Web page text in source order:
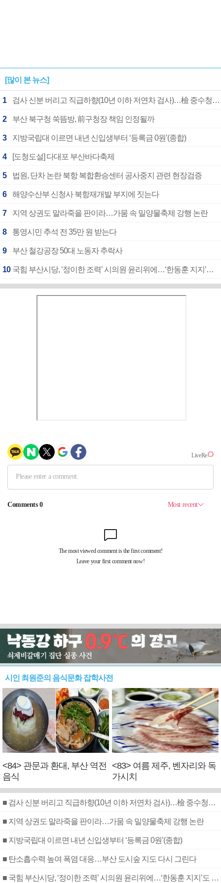
[많이 본 뉴스]
1 검사 신분 버리고 직급하향(10년 이하 저연차 검사)…檢 중수청행 기피
2 부산 북구청 쑥뜸방, 前구청장 책임 인정될까
3 지방국립대 이르면 내년 신입생부터 ‘등록금 0원’(종합)
4 [도청도설] 다대포 부산바다축제
5 법원, 단차 논란 북항 복합환승센터 공사중지 관련 현장검증
6 해양수산부 신청사 북항재개발 부지에 짓는다
7 지역 상권도 말라죽을 판이라…가뭄 속 밀양물축제 강행 논란
8 통영시민 추석 전 35만 원 받는다
9 부산 철강공장 50대 노동자 추락사
10 국힘 부산시당, ‘정이한 조력’ 시의원 윤리위에…‘한동훈 지지’도 신고접수
시인 최원준의 음식문화 잡학사전
<84> 관문과 환대, 부산 역전
음식
<83> 여름 제주, 벤자리와 독
가시치
■ 검사 신분 버리고 직급하향(10년 이하 저연차 검사)…檢 중수청행 기피
■ 지역 상권도 말라죽을 판이라…가뭄 속 밀양물축제 강행 논란
■ 지방국립대 이르면 내년 신입생부터 ‘등록금 0원’(종합)
■ 탄소흡수력 높여 폭염 대응…부산 도시숲 지도 다시 그린다
■ 국힘 부산시당, ‘정이한 조력’ 시의원 윤리위에…‘한동훈 지지’도 신고접수